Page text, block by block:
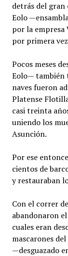
detrás del
Eolo
por la
por primera
Pocos meses
Eolo— también
naves fueron
Platense
casi treinta
uniendo los
Asunción.
Por ese
cientos de
y restauraban
Con el correr
abandonaron
cuales eran
mascarones
—desguazado